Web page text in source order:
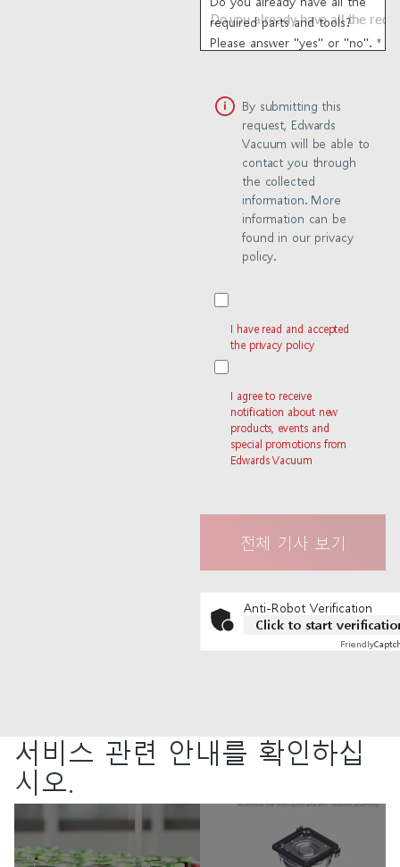
required parts and tools?
Please answer "yes" or "no". *
By submitting this
request, Edwards
Vacuum will be able to
contact you through
the collected
information. More
information can be
found in our privacy
policy.
I have read and accepted
the privacy policy
I agree to receive
notification about new
products, events and
special promotions from
Edwards Vacuum
Anti-Robot Verification
Click to start
Friendly
서비스 관련 안내를 확인하십
시오.